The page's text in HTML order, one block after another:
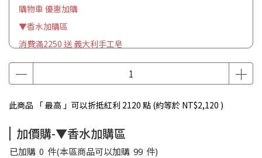
購物車 優惠加購
▼香水加購區
消費滿2250 送 義大利手工皂
此商品 「 最高 」可以折抵紅利 2120 點 (約等於 NT$2,120 )
加價購-▼香水加購區
已加購 0 件(本區商品可以加購 99 件)